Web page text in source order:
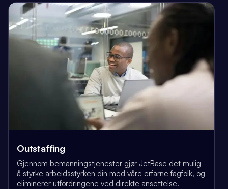
Outstaffing
Gjennom bemanningstjenester gjør JetBase det mulig
å styrke arbeidsstyrken din med våre erfarne fagfolk, og
eliminerer utfordringene ved direkte ansettelse.